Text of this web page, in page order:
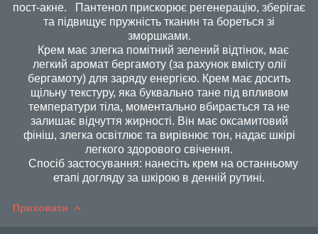
пост-акне. Пантенол прискорює регенерацію, зберігає
та підвищує пружність тканин та бореться зі
зморшками.
Крем має злегка помітний зелений відтінок, має
легкий аромат бергамоту (за рахунок вмісту олії
бергамоту) для заряду енергією. Крем має досить
щільну текстуру, яка буквально тане під впливом
температури тіла, моментально вбирається та не
залишає відчуття жирності. Він має оксамитовий
фініш, злегка освітлює та вирівнює тон, надає шкірі
легкого здорового свічення.
Спосіб застосування: нанесіть крем на останньому
етапі догляду за шкірою в денній рутині.
Приховати